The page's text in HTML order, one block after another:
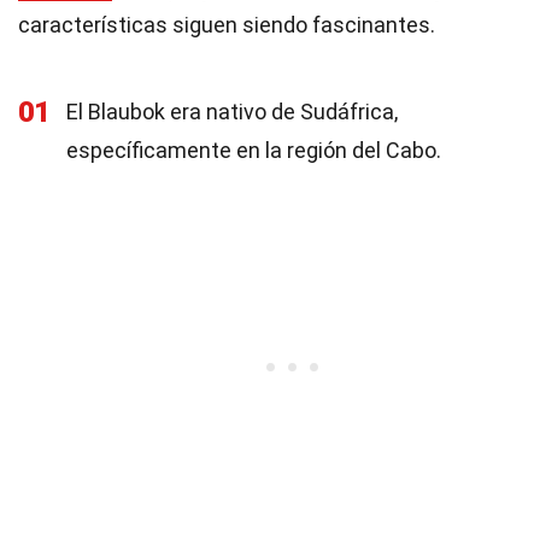
características siguen siendo fascinantes.
01
El Blaubok era nativo de Sudáfrica,
específicamente en la región del Cabo.